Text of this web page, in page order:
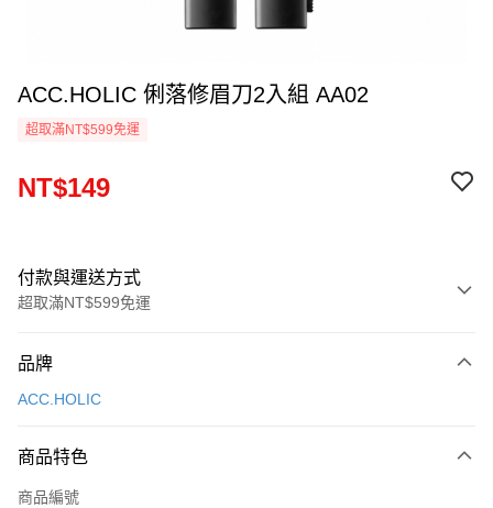
ACC.HOLIC 俐落修眉刀2入組 AA02
超取滿NT$599免運
NT$149
付款與運送方式
超取滿NT$599免運
信用卡一次付款
LINE Pay
Apple Pay
品牌
ACC.HOLIC
商品特色
商品編號